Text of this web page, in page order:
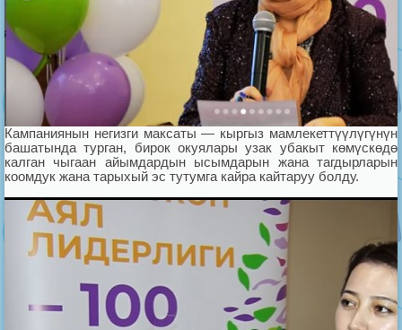
Кампаниянын негизги максаты — кыргыз мамлекеттүүлүгүнүн
башатында турган, бирок окуялары узак убакыт көмүскөдө
калган чыгаан айымдардын ысымдарын жана тагдырларын
коомдук жана тарыхый эс тутумга кайра кайтаруу болду.